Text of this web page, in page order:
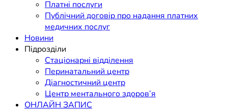
Платні послуги
Публічний договір про надання платних
медичних послуг
Новини
Підрозділи
Стаціонарні відділення
Перинатальний центр
Діагностичний центр
Центр ментального здоров’я
ОНЛАЙН ЗАПИС